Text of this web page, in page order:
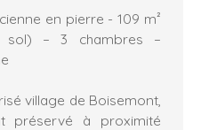
en pierre - 109 m²
sol) – 3 chambres –
village de Boisemont,
préservé à proximité